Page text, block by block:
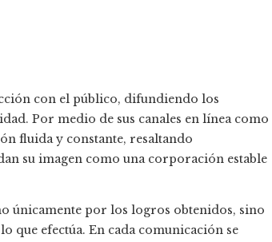
con el público, difundiendo los
Por medio de sus canales en línea como
fluida y constante, resaltando
su imagen como una corporación estable
únicamente por los logros obtenidos, sino
que efectúa. En cada comunicación se